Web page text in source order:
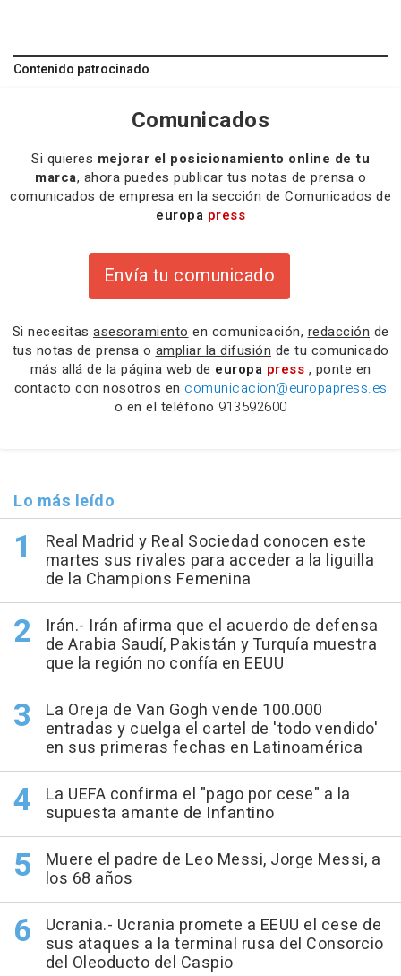
Contenido patrocinado
Comunicados
Si quieres mejorar el posicionamiento online de tu
marca, ahora puedes publicar tus notas de prensa o
comunicados de empresa en la sección de Comunicados de
europa press
Envía tu comunicado
Si necesitas asesoramiento en comunicación, redacción de
tus notas de prensa o ampliar la difusión de tu comunicado
más allá de la página web de europa press , ponte en
contacto con nosotros en comunicacion@europapress.es
o en el teléfono 913592600
Lo más leído
Real Madrid y Real Sociedad conocen este
martes sus rivales para acceder a la liguilla
de la Champions Femenina
Irán.- Irán afirma que el acuerdo de defensa
de Arabia Saudí, Pakistán y Turquía muestra
que la región no confía en EEUU
La Oreja de Van Gogh vende 100.000
entradas y cuelga el cartel de 'todo vendido'
en sus primeras fechas en Latinoamérica
La UEFA confirma el "pago por cese" a la
supuesta amante de Infantino
Muere el padre de Leo Messi, Jorge Messi, a
los 68 años
Ucrania.- Ucrania promete a EEUU el cese de
sus ataques a la terminal rusa del Consorcio
del Oleoducto del Caspio